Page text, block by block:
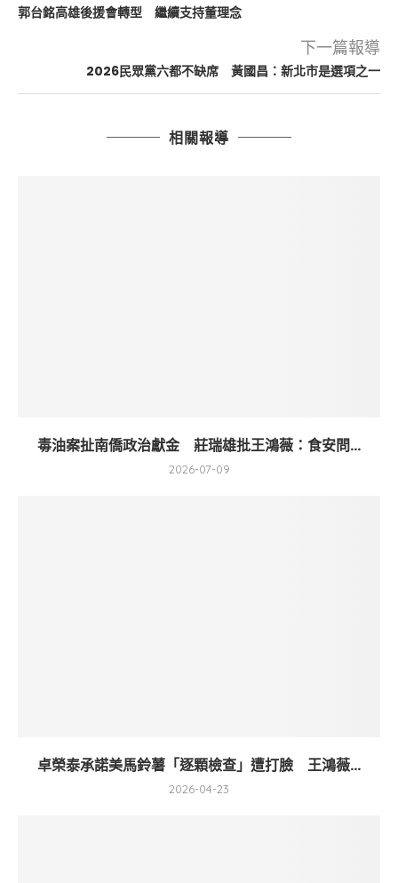
郭台銘高雄後援會轉型 繼續支持董理念
下一篇報導
2026民眾黨六都不缺席 黃國昌：新北市是選項之一
相關報導
毒油案扯南僑政治獻金 莊瑞雄批王鴻薇：食安問...
2026-07-09
卓榮泰承諾美馬鈴薯「逐顆檢查」遭打臉 王鴻薇...
2026-04-23